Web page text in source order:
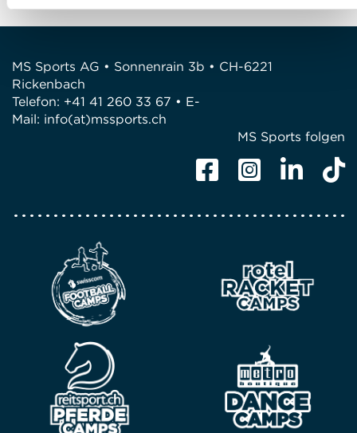
MS Sports AG • Sonnenrain 3b • CH-6221
Rickenbach
Telefon: +41 41 260 33 67 • E-
Mail: info(at)mssports.ch
MS Sports folgen